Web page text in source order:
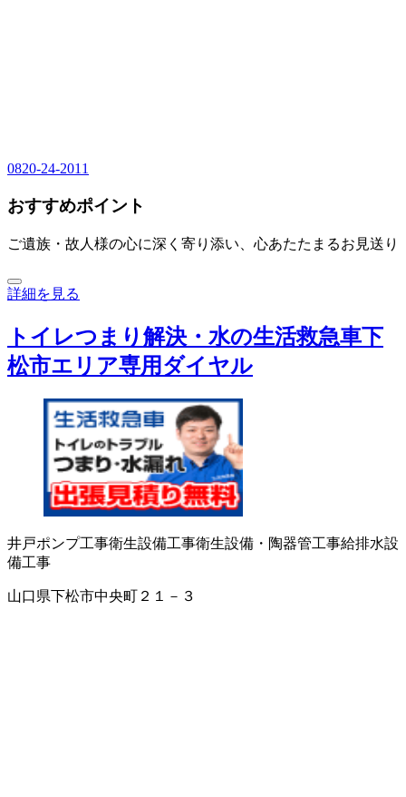
0820-24-2011
おすすめポイント
ご遺族・故人様の心に深く寄り添い、心あたたまるお見送り
詳細を見る
トイレつまり解決・水の生活救急車下
松市エリア専用ダイヤル
井戸ポンプ工事衛生設備工事衛生設備・陶器管工事給排水設
備工事
山口県下松市中央町２１－３